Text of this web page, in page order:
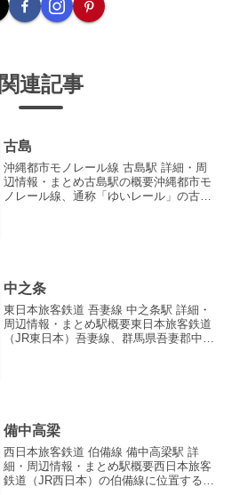
関連記事
古島
沖縄都市モノレール線 古島駅 詳細・周
辺情報・まとめ古島駅の概要沖縄都市モ
ノレール線、通称「ゆいレール」の古島
中之条
東日本旅客鉄道 吾妻線 中之条駅 詳細・
周辺情報・まとめ駅概要東日本旅客鉄道
（JR東日本）吾妻線、群馬県吾妻郡中之
備中高梁
西日本旅客鉄道 伯備線 備中高梁駅 詳
細・周辺情報・まとめ駅概要西日本旅客
鉄道（JR西日本）の伯備線に位置する備